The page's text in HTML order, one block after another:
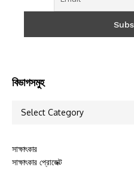
বিভাগসমুহ
সাক্ষাৎকার
সাক্ষাৎকার প্রোজেক্ট